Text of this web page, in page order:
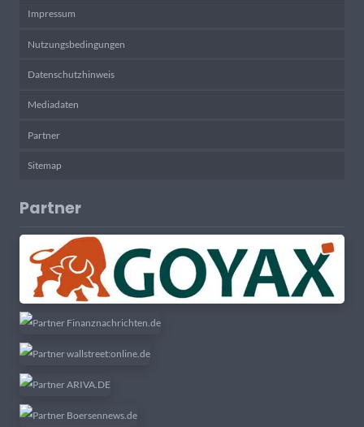
Impressum
Nutzungsbedingungen
Datenschutzhinweis
Mediadaten
Partner
Sitemap
Partner